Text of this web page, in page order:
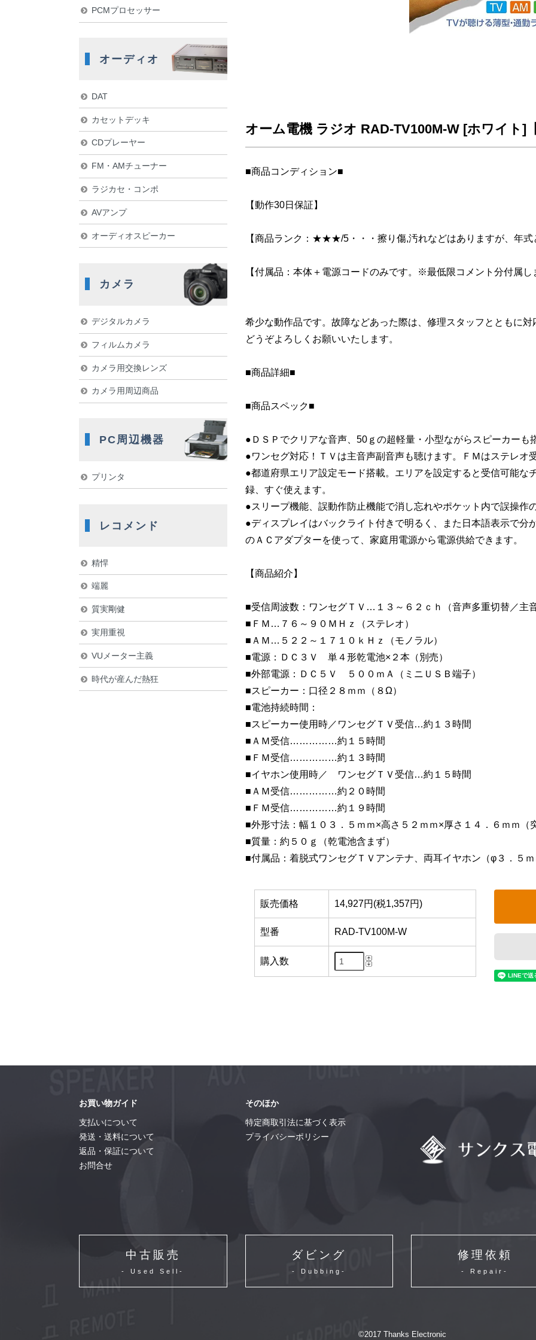
オーム電機 ラジオ RAD-TV100M-W [ホワイト]【
■商品コンディション■
【動作30日保証】
【商品ランク：★★★/5・・・擦り傷,汚れなどはありますが、年
【付属品：本体＋電源コードのみです。※最低限コメント分付属し
希少な動作品です。故障などあった際は、修理スタッフとともに対
どうぞよろしくお願いいたします。
■商品詳細■
■商品スペック■
●ＤＳＰでクリアな音声、50ｇの超軽量・小型ながらスピーカーも
●ワンセグ対応！ＴＶは主音声副音声も聴けます。ＦＭはステレオ
●都道府県エリア設定モード搭載。エリアを設定すると受信可能な
録、すぐ使えます。
●スリープ機能、誤動作防止機能で消し忘れやポケット内で誤操作
●ディスプレイはバックライト付きで明るく、また日本語表示で分
のＡＣアダプターを使って、家庭用電源から電源供給できます。
【商品紹介】
■受信周波数：ワンセグＴＶ…１３～６２ｃｈ（音声多重切替／主
■ＦＭ…７６～９０ＭＨｚ（ステレオ）
■ＡＭ…５２２～１７１０ｋＨｚ（モノラル）
■電源：ＤＣ３Ｖ 単４形乾電池×２本（別売）
■外部電源：ＤＣ５Ｖ ５００ｍＡ（ミニＵＳＢ端子）
■スピーカー：口径２８ｍｍ（８Ω）
■電池持続時間：
■スピーカー使用時／ワンセグＴＶ受信…約１３時間
■ＡＭ受信……………約１５時間
■ＦＭ受信……………約１３時間
■イヤホン使用時／ ワンセグＴＶ受信…約１５時間
■ＡＭ受信……………約２０時間
■ＦＭ受信……………約１９時間
■外形寸法：幅１０３．５ｍｍ×高さ５２ｍｍ×厚さ１４．６ｍｍ（
■質量：約５０ｇ（乾電池含まず）
■付属品：着脱式ワンセグＴＶアンテナ、両耳イヤホン（φ３．５ｍ
販売価格 14,927円(税1,357円)
型番 RAD-TV100M-W
購入数
PCMプロセッサー
オーディオ
DAT
カセットデッキ
CDプレーヤー
FM・AMチューナー
ラジカセ・コンポ
AVアンプ
オーディオスピーカー
カメラ
デジタルカメラ
フィルムカメラ
カメラ用交換レンズ
カメラ用周辺商品
PC周辺機器
プリンタ
レコメンド
精悍
端麗
質実剛健
実用重視
VUメーター主義
時代が産んだ熱狂
お買い物ガイド
支払いについて
発送・送料について
返品・保証について
お問合せ
そのほか
特定商取引法に基づく表示
プライバシーポリシー
中古販売
- Used Sell-
ダビング
- Dubbing-
修理依頼
- Repair-
©2017 Thanks Electronic